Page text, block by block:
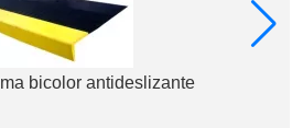
bicolor antideslizante